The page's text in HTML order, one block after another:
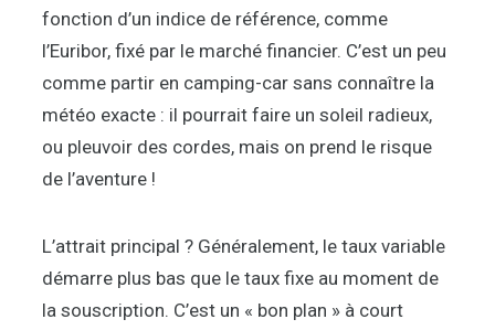
fonction d’un indice de référence, comme
l’Euribor, fixé par le marché financier. C’est un peu
comme partir en camping-car sans connaître la
météo exacte : il pourrait faire un soleil radieux,
ou pleuvoir des cordes, mais on prend le risque
de l’aventure !
L’attrait principal ? Généralement, le taux variable
démarre plus bas que le taux fixe au moment de
la souscription. C’est un « bon plan » à court